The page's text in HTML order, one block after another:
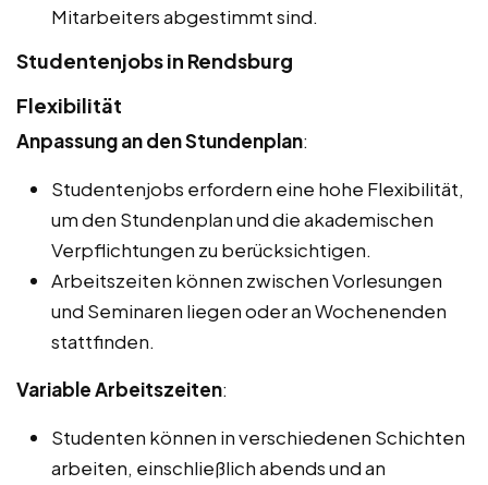
Mitarbeiters abgestimmt sind.
Studentenjobs in Rendsburg
Flexibilität
Anpassung an den Stundenplan:
Studentenjobs erfordern eine hohe Flexibilität,
um den Stundenplan und die akademischen
Verpflichtungen zu berücksichtigen.
Arbeitszeiten können zwischen Vorlesungen
und Seminaren liegen oder an Wochenenden
stattfinden.
Variable Arbeitszeiten:
Studenten können in verschiedenen Schichten
arbeiten, einschließlich abends und an